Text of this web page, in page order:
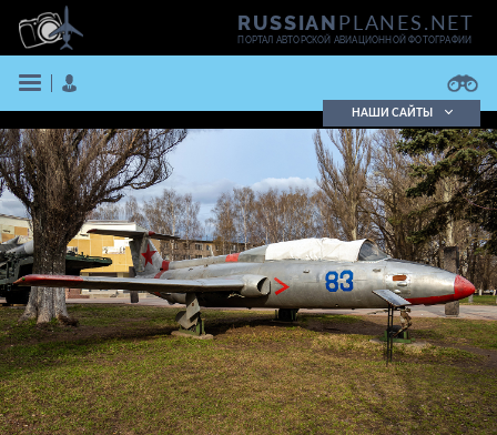
RUSSIANPLANES.NET
ПОРТАЛ АВТОРСКОЙ АВИАЦИОННОЙ ФОТОГРАФИИ
ВОЙТИ
ЗАРЕГИСТРИРОВАТЬСЯ
Поиск фотографий
Поиск в реестре
Кратко
Подробно
НАШИ САЙТЫ